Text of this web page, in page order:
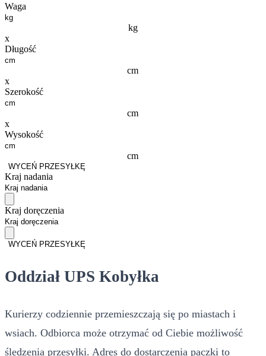
Waga
kg
x
Długość
cm
x
Szerokość
cm
x
Wysokość
cm
WYCEŃ PRZESYŁKĘ
Kraj nadania
Kraj doręczenia
WYCEŃ PRZESYŁKĘ
Oddział UPS Kobyłka
Kurierzy codziennie przemieszczają się po miastach i
wsiach. Odbiorca może otrzymać od Ciebie możliwość
śledzenia przesyłki. Adres do dostarczenia paczki to